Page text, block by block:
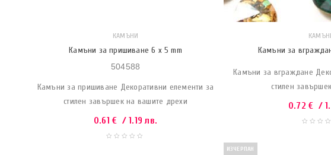
КАМЪНИ
Камъни за пришиване 6 x 5 mm
504588
Камъни за пришиване Декоративни елементи за
стилен завършек на вашите дрехи
0.61€ / 1.19 лв.
Камъни за
Камъни за вграждане
стилен
0.72€ /
ИЗЧЕРПАН